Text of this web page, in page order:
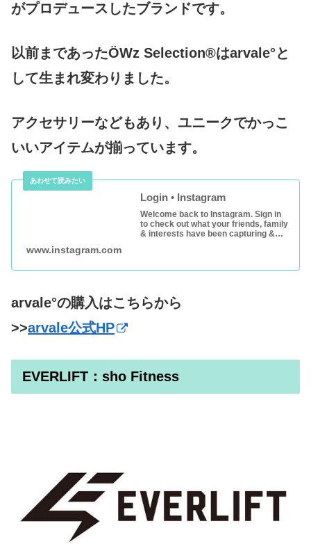
がプロデュースしたブランドです。
以前まであったÖWz Selection®はarvale°と
して生まれ変わりました。
アクセサリーなどもあり、ユニークでかっこ
いいアイテムが揃っています。
Login • Instagram
Welcome back to Instagram. Sign in
to check out what your friends, family
& interests have been capturing &
www.instagram.com
arvale°の購入はこちらから
>>arvale公式HP
EVERLIFT：sho Fitness